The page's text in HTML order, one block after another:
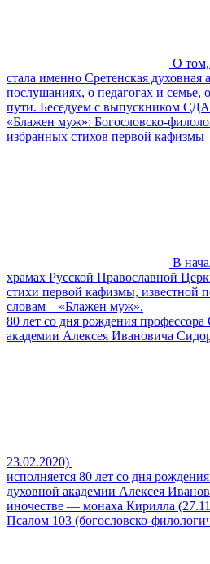
О том,
стала именно Сретенская духовная
послушаниях, о педагогах и семье,
пути. Беседуем с выпускником
«Блажен муж»: Богословско-
избранных стихов первой кафизмы
В
храмах Русской Православной
стихи первой кафизмы, известной
словам – «Блажен муж».
80 лет со дня рождения профессора
академии Алексея Ивановича
23.02.2020)
исполняется 80 лет со дня
духовной академии Алексея
иночестве — монаха Кирилла
Псалом 103 (богословско-